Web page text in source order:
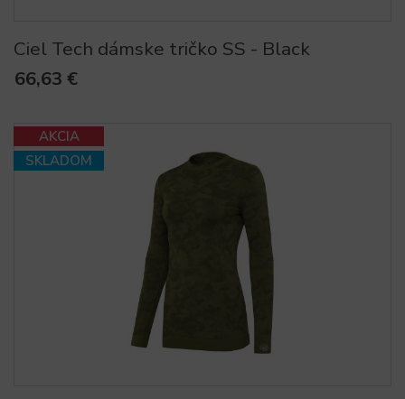
Ciel Tech dámske tričko SS - Black
66,63 €
AKCIA
SKLADOM